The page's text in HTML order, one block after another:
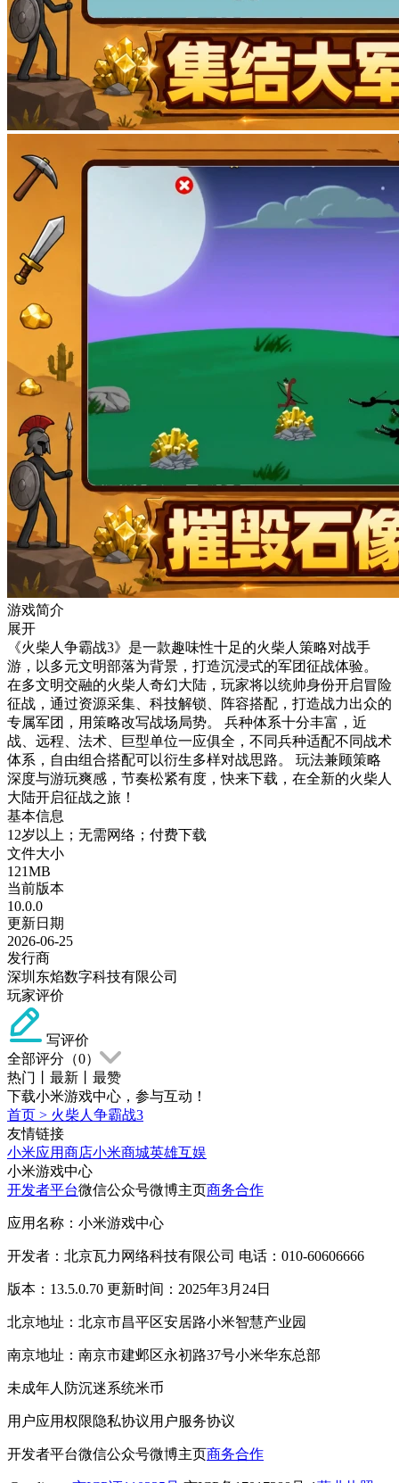
游戏简介
展开
《火柴人争霸战3》是一款趣味性十足的火柴人策略对战手
游，以多元文明部落为背景，打造沉浸式的军团征战体验。
在多文明交融的火柴人奇幻大陆，玩家将以统帅身份开启冒险
征战，通过资源采集、科技解锁、阵容搭配，打造战力出众的
专属军团，用策略改写战场局势。 兵种体系十分丰富，近
战、远程、法术、巨型单位一应俱全，不同兵种适配不同战术
体系，自由组合搭配可以衍生多样对战思路。 玩法兼顾策略
深度与游玩爽感，节奏松紧有度，快来下载，在全新的火柴人
大陆开启征战之旅！
基本信息
12岁以上；无需网络；付费下载
文件大小
121MB
当前版本
10.0.0
更新日期
2026-06-25
发行商
深圳东焰数字科技有限公司
玩家评价
写评价
全部评分（0）
热门
最新
最赞
下载小米游戏中心，参与互动！
首页 > 火柴人争霸战3
友情链接
小米应用商店小米商城英雄互娱
小米游戏中心
开发者平台微信公众号微博主页商务合作
应用名称：小米游戏中心
开发者：北京瓦力网络科技有限公司 电话：010-60606666
版本：13.5.0.70 更新时间：2025年3月24日
北京地址：北京市昌平区安居路小米智慧产业园
南京地址：南京市建邺区永初路37号小米华东总部
未成年人防沉迷系统米币
用户应用权限隐私协议用户服务协议
开发者平台微信公众号微博主页商务合作